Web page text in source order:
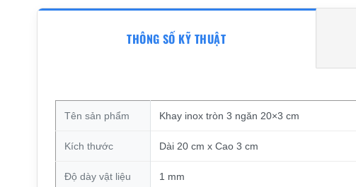
THÔNG SỐ KỸ THUẬT
Tên sản phẩm Khay inox tròn 3 ngăn 20×3 cm
Kích thước Dài 20 cm x Cao 3 cm
Độ dày vật liệu 1 mm